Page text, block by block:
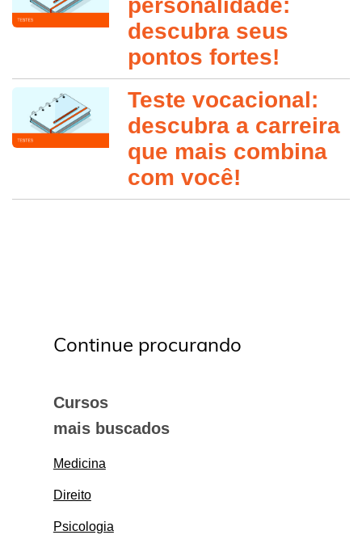
personalidade:
descubra seus
pontos fortes!
Teste vocacional:
descubra a carreira
que mais combina
com você!
Continue procurando
Cursos
mais buscados
Medicina
Direito
Psicologia